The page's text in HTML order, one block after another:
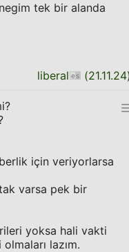
tek bir alanda
liberal (21.11.24
için veriyorlarsa
varsa pek bir
yoksa hali vakti
lazım.